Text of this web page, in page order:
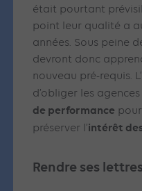
était pourtant
point leur qualité a
années. Sous peine
devront donc
nouveau pré-requis.
d’obliger les
de performance
préserver l’intérêt
Rendre ses